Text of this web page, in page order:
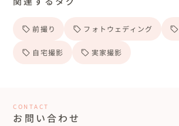
前撮り フォトウェディング
自宅撮影 実家撮影
CONTACT
お問い合わせ